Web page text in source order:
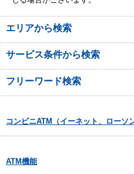
エリアから検索
サービス条件から検索
フリーワード検索
コンビニATM（イーネット、ローソ
ATM機能